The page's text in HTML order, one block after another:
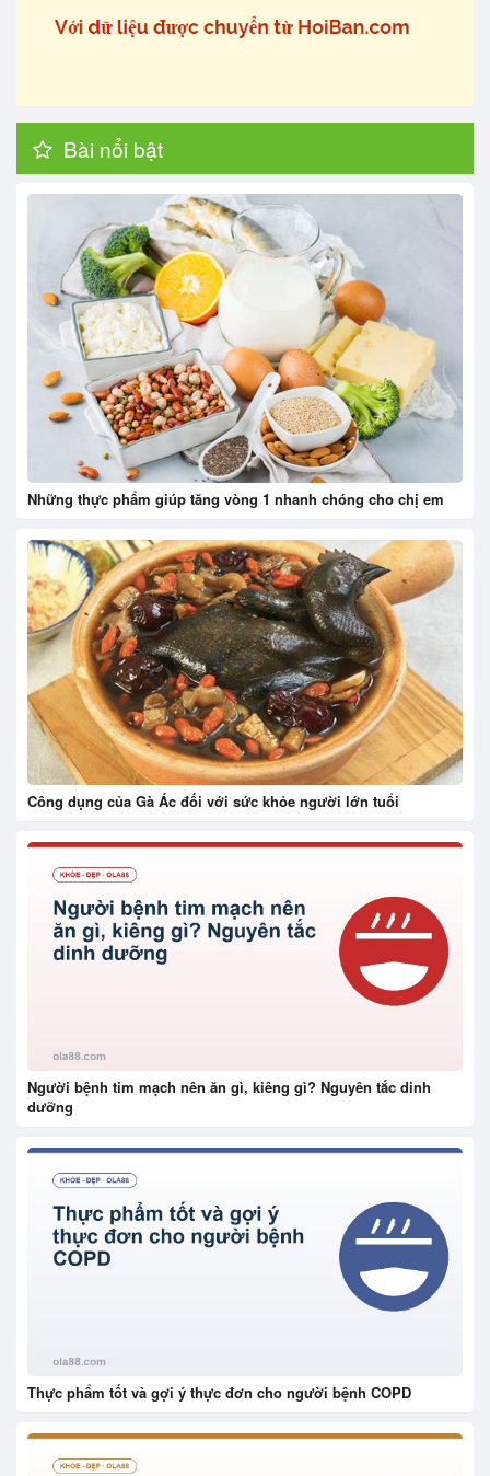
Bài nổi bật
Những thực phẩm giúp tăng vòng 1 nhanh chóng cho chị em
Công dụng của Gà Ác đối với sức khỏe người lớn tuổi
Người bệnh tim mạch nên ăn gì, kiêng gì? Nguyên tắc dinh
dưỡng
Thực phẩm tốt và gợi ý thực đơn cho người bệnh COPD